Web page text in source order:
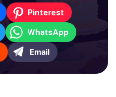
Pinterest
WhatsApp
Email